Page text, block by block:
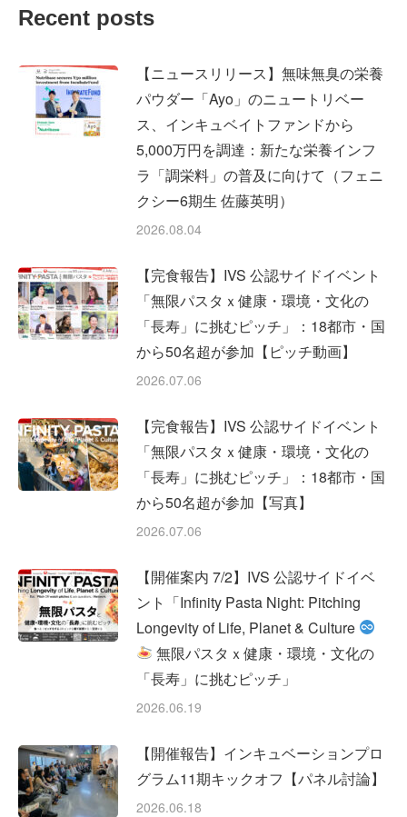
Recent posts
【ニュースリリース】無味無臭の栄養
パウダー「Ayo」のニュートリベー
ス、インキュベイトファンドから
5,000万円を調達：新たな栄養インフ
ラ「調栄料」の普及に向けて（フェニ
クシー6期生 佐藤英明）
2026.08.04
【完食報告】IVS 公認サイドイベント
「無限パスタｘ健康・環境・文化の
「長寿」に挑むピッチ」：18都市・国
から50名超が参加【ピッチ動画】
2026.07.06
【完食報告】IVS 公認サイドイベント
「無限パスタｘ健康・環境・文化の
「長寿」に挑むピッチ」：18都市・国
から50名超が参加【写真】
2026.07.06
【開催案内 7/2】IVS 公認サイドイベ
ント「Infinity Pasta Night: Pitching
Longevity of Life, Planet & Culture
無限パスタｘ健康・環境・文化の
「長寿」に挑むピッチ」
2026.06.19
【開催報告】インキュベーションプロ
グラム11期キックオフ【パネル討論】
2026.06.18